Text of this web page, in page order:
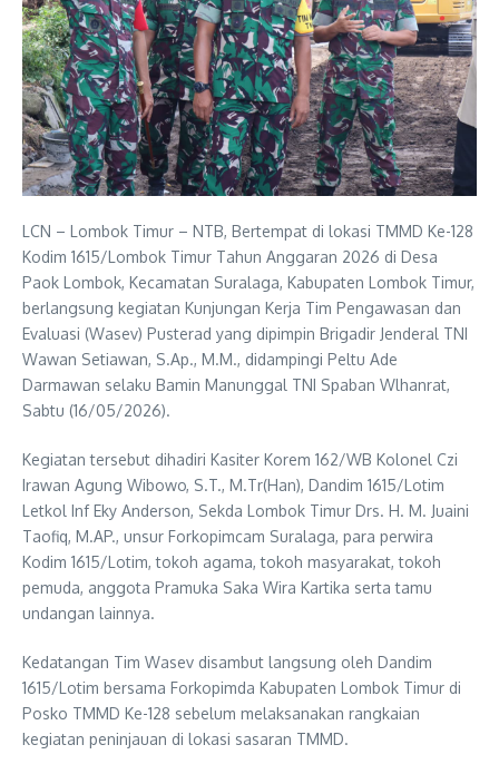
LCN – Lombok Timur – NTB, Bertempat di lokasi TMMD Ke-128
Kodim 1615/Lombok Timur Tahun Anggaran 2026 di Desa
Paok Lombok, Kecamatan Suralaga, Kabupaten Lombok Timur,
berlangsung kegiatan Kunjungan Kerja Tim Pengawasan dan
Evaluasi (Wasev) Pusterad yang dipimpin Brigadir Jenderal TNI
Wawan Setiawan, S.Ap., M.M., didampingi Peltu Ade
Darmawan selaku Bamin Manunggal TNI Spaban Wlhanrat,
Sabtu (16/05/2026).
Kegiatan tersebut dihadiri Kasiter Korem 162/WB Kolonel Czi
Irawan Agung Wibowo, S.T., M.Tr(Han), Dandim 1615/Lotim
Letkol Inf Eky Anderson, Sekda Lombok Timur Drs. H. M. Juaini
Taofiq, M.AP., unsur Forkopimcam Suralaga, para perwira
Kodim 1615/Lotim, tokoh agama, tokoh masyarakat, tokoh
pemuda, anggota Pramuka Saka Wira Kartika serta tamu
undangan lainnya.
Kedatangan Tim Wasev disambut langsung oleh Dandim
1615/Lotim bersama Forkopimda Kabupaten Lombok Timur di
Posko TMMD Ke-128 sebelum melaksanakan rangkaian
kegiatan peninjauan di lokasi sasaran TMMD.